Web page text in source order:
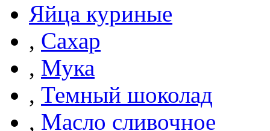
Яйца куриные
, Сахар
, Мука
, Темный шоколад
, Масло сливочное